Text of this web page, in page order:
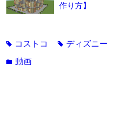
作り方】
tag コストコ tag ディズニー
folder動画